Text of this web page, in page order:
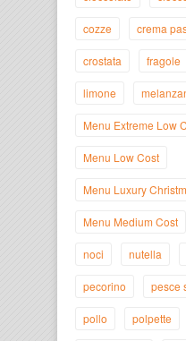
cozze crema
crostata fragole
limone
Menu Extreme Low
Menu Low Cost
Menu Luxury
Menu Medium Cost
noci nutella
pecorino pesce
pollo polpette